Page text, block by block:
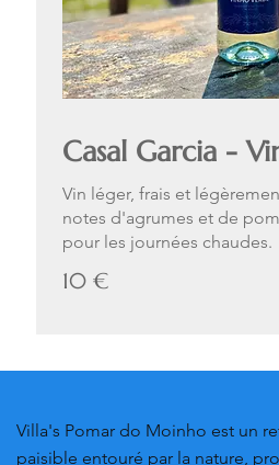
Casal Garcia -
Vin léger, frais et
notes d'agrumes et de
pour les journées chaudes.
10 €
Villa's Pomar do Moinho est un
paisible entouré par la nature,